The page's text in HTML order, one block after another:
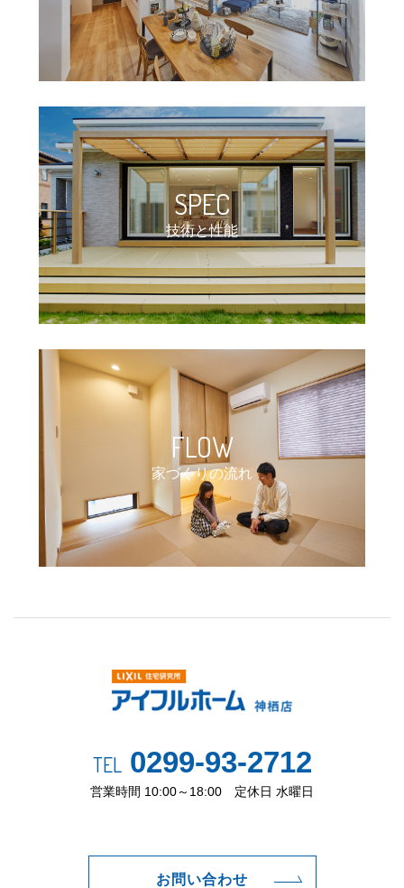
SPEC
技術と性能
FLOW
家づくりの流れ
TEL0299-93-2712
営業時間 10:00～18:00 定休日 水曜日
お問い合わせ